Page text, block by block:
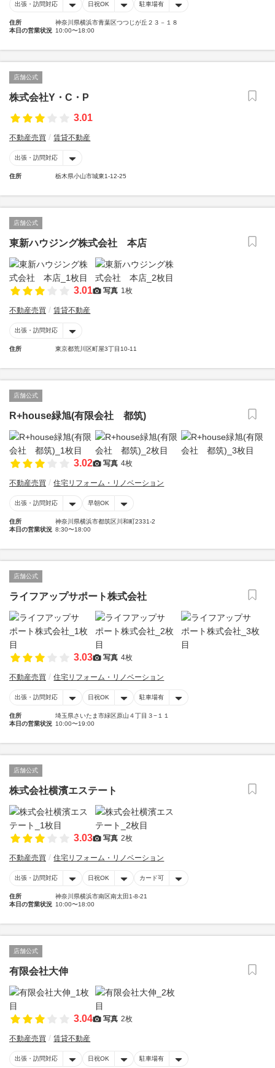
出張・訪問対応 日祝OK 駐車場有
住所
神奈川県横浜市青葉区つつじが丘２３－１８
本日の営業状況 10:00〜18:00
店舗公式
株式会社Y・C・P
3.01
不動産売買 賃貸不動産
出張・訪問対応
住所 栃木県小山市城東1-12-25
店舗公式
東新ハウジング株式会社 本店
3.01 写真 1枚
不動産売買 賃貸不動産
出張・訪問対応
住所 東京都荒川区町屋3丁目10-11
店舗公式
R+house緑旭(有限会社 都筑)
3.02 写真 4枚
不動産売買 住宅リフォーム・リノベーション
出張・訪問対応 早朝OK
住所
神奈川県横浜市都筑区川和町2331-2
本日の営業状況 8:30〜18:00
店舗公式
ライフアップサポート株式会社
3.03 写真 4枚
不動産売買 住宅リフォーム・リノベーション
出張・訪問対応 日祝OK 駐車場有
住所
埼玉県さいたま市緑区原山４丁目３−１１
本日の営業状況 10:00〜19:00
店舗公式
株式会社横濱エステート
3.03 写真 2枚
不動産売買 住宅リフォーム・リノベーション
出張・訪問対応 日祝OK カード可
住所
神奈川県横浜市南区南太田1-8-21
本日の営業状況 10:00〜18:00
店舗公式
有限会社大伸
3.04 写真 2枚
不動産売買 賃貸不動産
出張・訪問対応 日祝OK 駐車場有